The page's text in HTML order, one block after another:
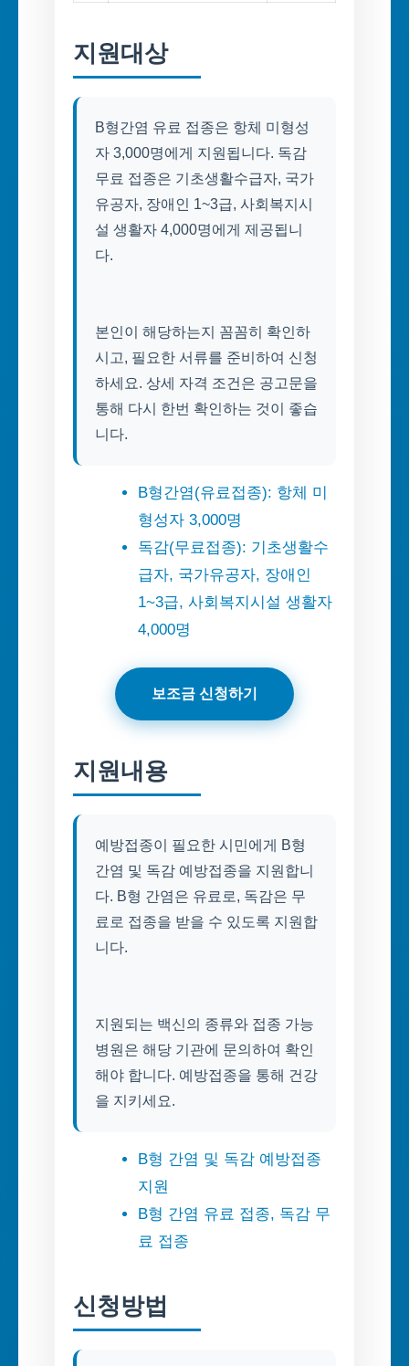
지원대상
B형간염 유료 접종은 항체 미형성
자 3,000명에게 지원됩니다. 독감
무료 접종은 기초생활수급자, 국가
유공자, 장애인 1~3급, 사회복지시
설 생활자 4,000명에게 제공됩니
다.
본인이 해당하는지 꼼꼼히 확인하
시고, 필요한 서류를 준비하여 신청
하세요. 상세 자격 조건은 공고문을
통해 다시 한번 확인하는 것이 좋습
니다.
B형간염(유료접종): 항체 미
형성자 3,000명
독감(무료접종): 기초생활수
급자, 국가유공자, 장애인
1~3급, 사회복지시설 생활자
4,000명
보조금 신청하기
지원내용
예방접종이 필요한 시민에게 B형
간염 및 독감 예방접종을 지원합니
다. B형 간염은 유료로, 독감은 무
료로 접종을 받을 수 있도록 지원합
니다.
지원되는 백신의 종류와 접종 가능
병원은 해당 기관에 문의하여 확인
해야 합니다. 예방접종을 통해 건강
을 지키세요.
B형 간염 및 독감 예방접종
지원
B형 간염 유료 접종, 독감 무
료 접종
신청방법